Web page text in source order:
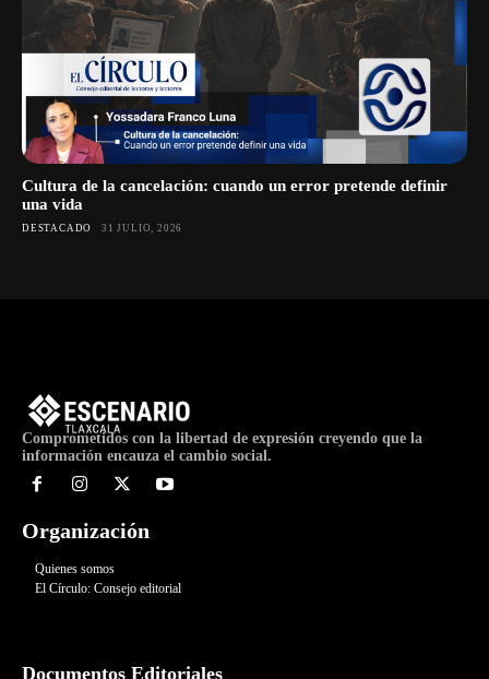
Cultura de la cancelación: cuando un error pretende definir
una vida
DESTACADO 31 JULIO, 2026
Comprometidos con la libertad de expresión creyendo que la
información encauza el cambio social.
Organización
Quienes somos
El Círculo: Consejo editorial
Documentos Editoriales